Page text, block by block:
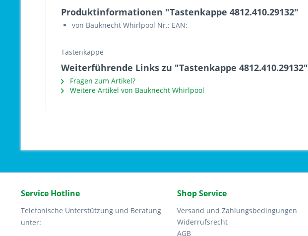
Produktinformationen "Tastenkappe 4812.410.29132"
von Bauknecht Whirlpool Nr.: EAN:
Tastenkappe
Weiterführende Links zu "Tastenkappe 4812.410.29132"
Fragen zum Artikel?
Weitere Artikel von Bauknecht Whirlpool
Service Hotline
Telefonische Unterstützung und Beratung
unter:
Shop Service
Versand und Zahlungsbedingungen
Widerrufsrecht
AGB